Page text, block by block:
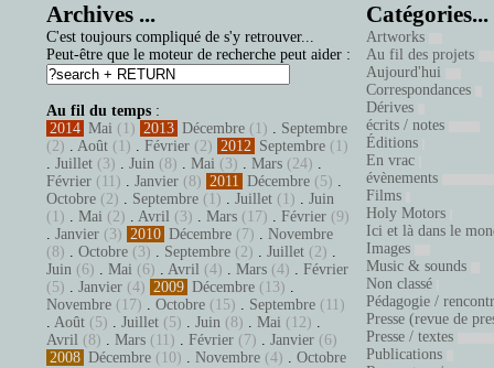
Archives ...
C'est toujours compliqué de s'y retrouver...
Peut-être que le moteur de recherche peut aider :
Au fil du temps :
2014 Mai (1) 2013 Décembre (1) . Septembre
(2) . Août (1) . Février (2) 2012 Septembre (1)
. Juillet (3) . Juin (8) . Mai (3) . Mars (24) .
Février (11) . Janvier (8) 2011 Décembre (5) .
Octobre (2) . Septembre (1) . Juillet (1) . Juin
(1) . Mai (2) . Avril (3) . Mars (17) . Février (9)
. Janvier (3) 2010 Décembre (7) . Novembre
(8) . Octobre (3) . Septembre (2) . Juillet (2) .
Juin (6) . Mai (6) . Avril (4) . Mars (4) . Février
(5) . Janvier (4) 2009 Décembre (13) .
Novembre (17) . Octobre (15) . Septembre (11)
. Août (5) . Juillet (5) . Juin (8) . Mai (12) .
Avril (8) . Mars (11) . Février (7) . Janvier (6)
2008 Décembre (10) . Novembre (4) . Octobre
Catégories...
Artworks
Au fil des projets
Aujourd'hui
Correspondances
Dérives
écrits / notes
Éditions
En vrac
évènements
Films
Holy Motors
Ici et là dans le
Images
Music & sounds
Non classé
Pédagogie /
Presse (revue de
Presse / textes
Publications